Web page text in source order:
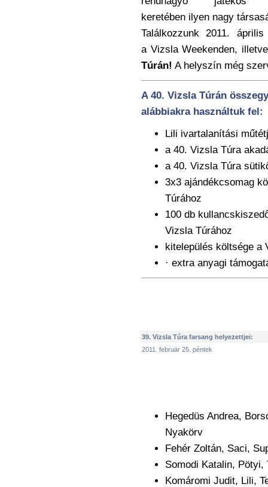
keretében ilyen nagy
Találkozzunk 2011.
a Vizsla Weekenden,
Túrán! A helyszín még
A 40. Vizsla Túrán
alábbiakra használtuk fel:
Lili ivartalanítási
a 40. Vizsla Túra
a 40. Vizsla Túra
3x3 ajándékcsomag
Túrához
100 db
Vizsla Túrához
kitelepülés költsége a
· extra anyagi
39. Vizsla Túra farsang helyezettjei:
2011. február 25. péntek
Hegedüs Andrea,
Nyakörv
Fehér Zoltán, Saci,
Somodi Katalin, Pötyi,
Komáromi Judit, Lili,